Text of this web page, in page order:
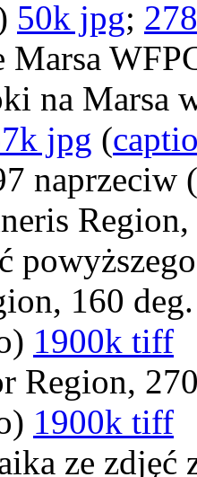
50k jpg;
Marsa
na Marsa
jpg (
naprzeciw
160
1900k tiff
Region,
1900k tiff
ze